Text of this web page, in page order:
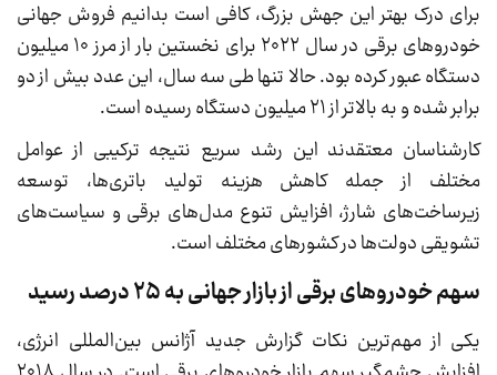
برای درک بهتر این جهش بزرگ، کافی است بدانیم فروش جهانی
خودروهای برقی در سال ۲۰۲۲ برای نخستین بار از مرز ۱۰ میلیون
دستگاه عبور کرده بود. حالا تنها طی سه سال، این عدد بیش از دو
برابر شده و به بالاتر از ۲۱ میلیون دستگاه رسیده است.
کارشناسان معتقدند این رشد سریع نتیجه ترکیبی از عوامل
مختلف از جمله کاهش هزینه تولید باتری‌ها، توسعه
زیرساخت‌های شارژ، افزایش تنوع مدل‌های برقی و سیاست‌های
تشویقی دولت‌ها در کشورهای مختلف است.
سهم خودروهای برقی از بازار جهانی به ۲۵ درصد رسید
یکی از مهم‌ترین نکات گزارش جدید آژانس بین‌المللی انرژی،